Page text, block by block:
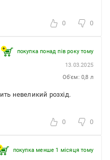
0 0
покупка понад пів року тому
13.03.2025
Об'єм: 0,8 л
невеликий розхід.
0 0
покупка менше 1 місяця томy